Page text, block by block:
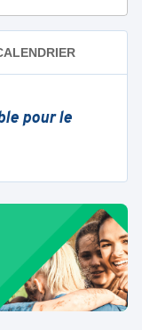
pour le